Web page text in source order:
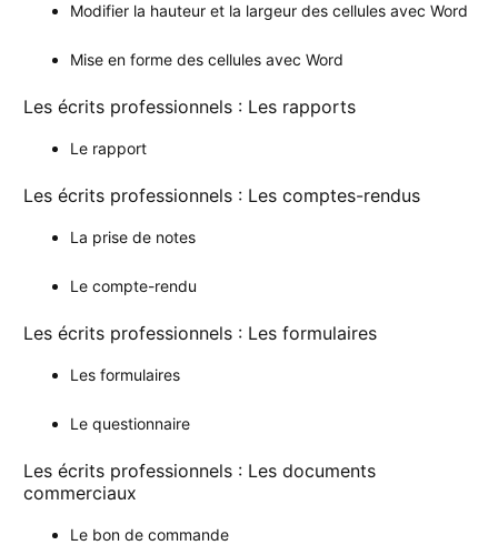
Modifier la hauteur et la largeur des cellules avec Word
Mise en forme des cellules avec Word
Les écrits professionnels : Les rapports
Le rapport
Les écrits professionnels : Les comptes-rendus
La prise de notes
Le compte-rendu
Les écrits professionnels : Les formulaires
Les formulaires
Le questionnaire
Les écrits professionnels : Les documents
commerciaux
Le bon de commande